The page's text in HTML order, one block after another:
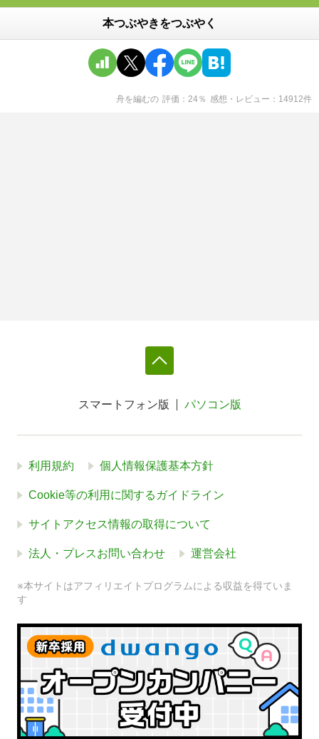
本つぶやきをつぶやく
舟を編むの 評価 24％ 感想・レビュー 14912件
スマートフォン版 パソコン版
利用規約 個人情報保護基本方針
Cookie等の利用に関するガイドライン
サイトアクセス情報の取得について
法人・プレスお問い合わせ 運営会社
※本サイトはアフィリエイトプログラムによる収益を得ていま
す